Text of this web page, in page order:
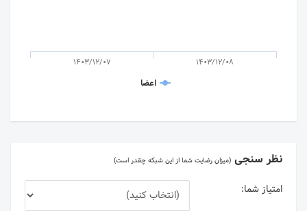
اعضا
1403/12/07 1403/12/08
نظر سنجی (میزان رضایت شما از این شبکه چقدر است)
امتیاز شما: